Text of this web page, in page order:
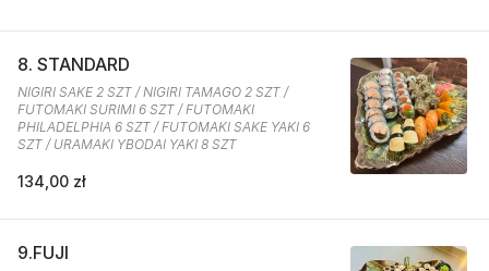
8. STANDARD
NIGIRI SAKE 2 SZT / NIGIRI TAMAGO 2 SZT /
FUTOMAKI SURIMI 6 SZT / FUTOMAKI
PHILADELPHIA 6 SZT / FUTOMAKI SAKE YAKI 6
SZT / URAMAKI YBODAI YAKI 8 SZT
134,00 zł
9.FUJI